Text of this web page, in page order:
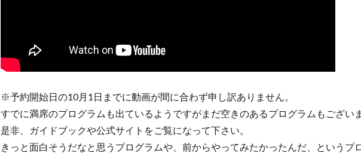
※予約開始日の10月1日までに動画が間に合わず申し訳ありません。
すでに満席のプログラムも出ているようですがまだ空きのあるプログラムもござい
是非、ガイドブックや公式サイトをご覧になって下さい。
きっと面白そうだなと思うプログラムや、前からやってみたかったんだ、というプ